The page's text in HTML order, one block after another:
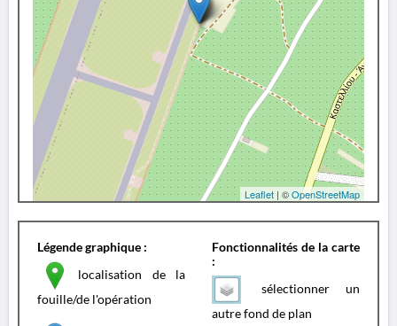
Leaflet | ©OpenStreetMap
Légende graphique :
localisation de la
fouille/de l'opération
Fonctionnalités de la carte
:
sélectionner un
autre fond de plan